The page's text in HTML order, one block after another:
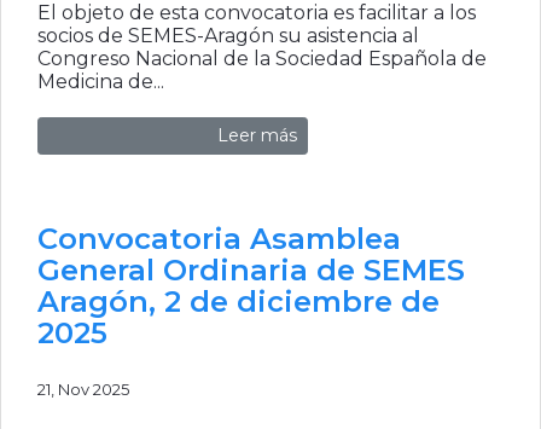
El objeto de esta convocatoria es facilitar a los
socios de SEMES-Aragón su asistencia al
Congreso Nacional de la Sociedad Española de
Medicina de...
Leer más
Convocatoria Asamblea
General Ordinaria de SEMES
Aragón, 2 de diciembre de
2025
21, Nov 2025